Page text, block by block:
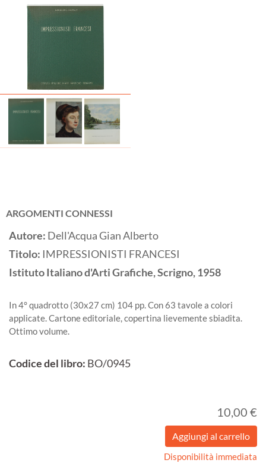
ARGOMENTI CONNESSI
Autore: Dell'Acqua Gian Alberto
Titolo: IMPRESSIONISTI FRANCESI
Istituto Italiano d'Arti Grafiche, Scrigno,1958
In 4° quadrotto (30x27 cm) 104 pp. Con 63 tavole a colori
applicate. Cartone editoriale, copertina lievemente sbiadita.
Ottimo volume.
Codice del libro: BO/0945
10,00 €
Disponibilità immediata